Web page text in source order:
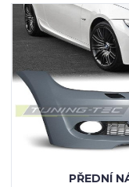
PŘEDNÍ